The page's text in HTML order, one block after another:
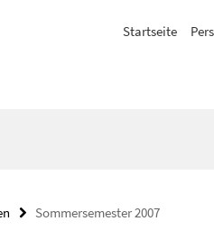
Startseite
Sommersemester 2007